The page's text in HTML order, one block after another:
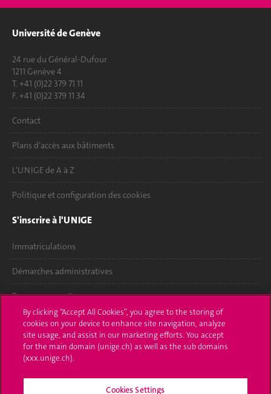
Université de Genève
24 rue du Général-Dufour
1211 Genève 4
T. +41 (0)22 379 71 11
F. +41 (0)22 379 11 34
Contact
Plans d'accès aux bâtiments
L'UNIGE de A à Z
Politique et configuration des cookies
S'inscrire à l'UNIGE
Immatriculations
Démarches administratives
Poser une question
L'UNIGE vous informe
UNIGE Mobile
By clicking “Accept All Cookies”, you agree to the storing of
cookies on your device to enhance site navigation, analyze
site usage, and assist in our marketing efforts. You accept
for the main domain (unige.ch) as well as the sub domains
(xxx.unige.ch).
Cookies Settings